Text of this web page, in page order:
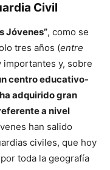
Civil
Jóvenes”, como se
tres años (entre
importantes y, sobre
centro educativo-
adquirido gran
a nivel
han salido
civiles, que hoy
toda la geografía